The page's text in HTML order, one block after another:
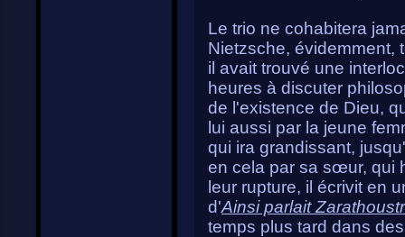
Le trio ne cohabitera
Nietzsche, évidemment,
il avait trouvé une
heures à discuter
de l'existence de Dieu,
lui aussi par la jeune
qui ira grandissant,
en cela par sa sœur, qui
leur rupture, il écrivit en
d'Ainsi parlait
temps plus tard dans